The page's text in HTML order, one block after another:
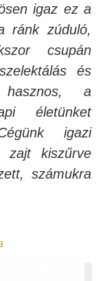
igaz ez a
ránk zúduló,
csupán
és
a
életünket
igazi
zajt kiszűrve
számukra